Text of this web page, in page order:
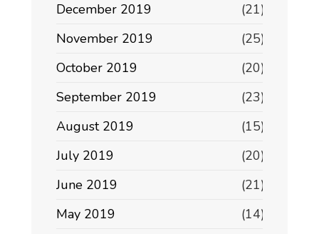
December 2019
(21)
November 2019
(25)
October 2019
(20)
September 2019
(23)
August 2019
(15)
July 2019
(20)
June 2019
(21)
May 2019
(14)